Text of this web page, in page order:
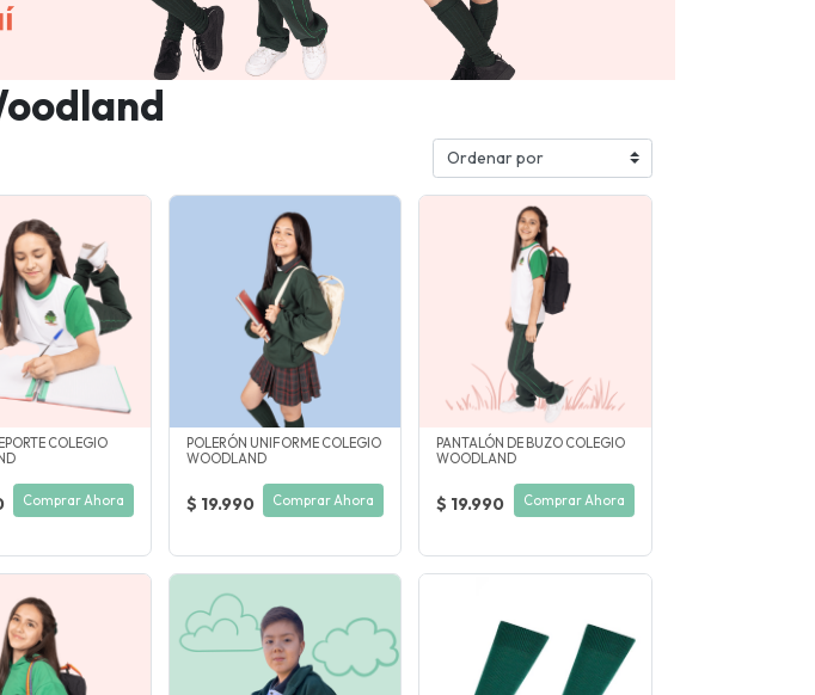
COLEGIO
Comprar Ahora
POLERÓN UNIFORME COLEGIO
WOODLAND
$ 19.990 Comprar Ahora
PANTALÓN DE BUZO COLEGIO
WOODLAND
$ 19.990 Comprar Ahora